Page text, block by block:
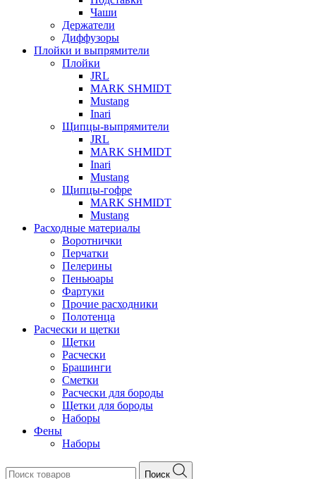
Чаши
Держатели
Диффузоры
Плойки и выпрямители
Плойки
JRL
MARK SHMIDT
Mustang
Inari
Щипцы-выпрямители
JRL
MARK SHMIDT
Inari
Mustang
Щипцы-гофре
MARK SHMIDT
Mustang
Расходные материалы
Воротнички
Перчатки
Пелерины
Пеньюары
Фартуки
Прочие расходники
Полотенца
Расчески и щетки
Щетки
Расчески
Брашинги
Сметки
Расчески для бороды
Щетки для бороды
Наборы
Фены
Наборы
Поиск